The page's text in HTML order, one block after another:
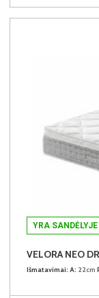
YRA SANDĖLYJE
VELORA NEO
Išmatavimai: A: 22cm